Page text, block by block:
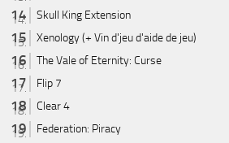
Skull King Extension
Xenology (+ Vin d'jeu d'aide de jeu)
The Vale of Eternity: Curse
Flip 7
Clear 4
Federation: Piracy